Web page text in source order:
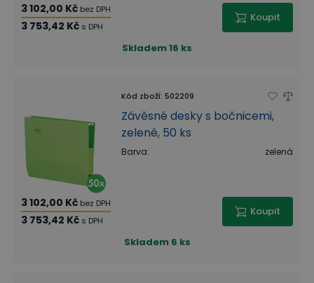
3 102,00 Kč bez DPH
3 753,42 Kč s DPH
Koupit
Skladem16 ks
Kód zboží: 502209
Závěsné desky s bočnicemi,
zelené, 50 ks
Barva: zelená
3 102,00 Kč bez DPH
3 753,42 Kč s DPH
Koupit
Skladem 6 ks